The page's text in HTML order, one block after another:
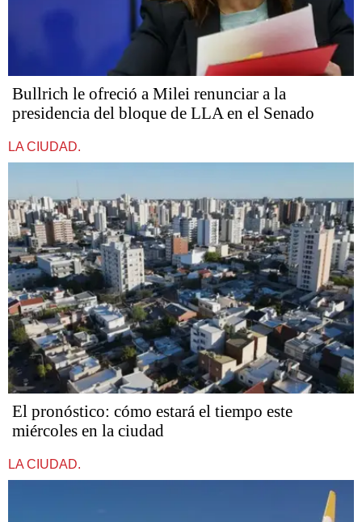
Bullrich le ofreció a Milei renunciar a la
presidencia del bloque de LLA en el Senado
LA CIUDAD.
El pronóstico: cómo estará el tiempo este
miércoles en la ciudad
LA CIUDAD.